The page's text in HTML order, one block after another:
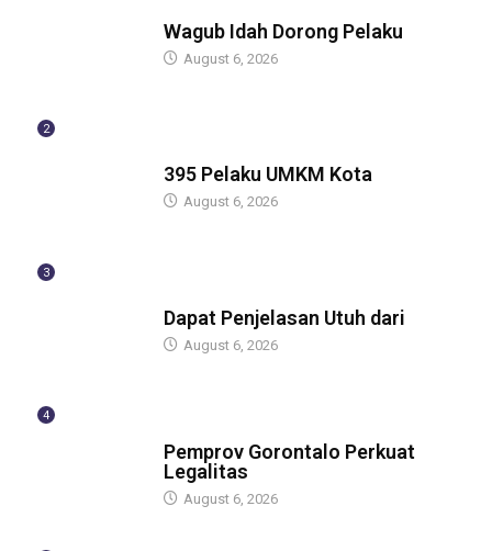
Wagub Idah Dorong Pelaku
August 6, 2026
2
395 Pelaku UMKM Kota
August 6, 2026
3
Dapat Penjelasan Utuh dari
August 6, 2026
4
Pemprov Gorontalo Perkuat
Legalitas
August 6, 2026